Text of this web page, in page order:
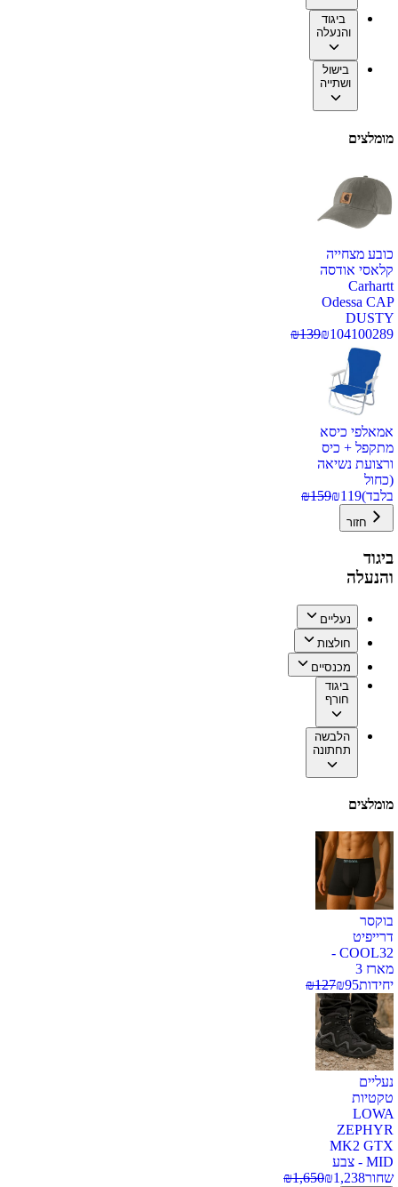
ביגוד
והנעלה
בישול
ושתייה
מומלצים
כובע מצחייה
קלאסי אודסה
Carhartt
Odessa CAP
DUSTY
100289
₪104
₪139
אמאלפי כיסא
מתקפל + כיס
ורצועת נשיאה
(כחול
בלבד)
₪119
₪159
חזור
ביגוד
והנעלה
נעליים
חולצות
מכנסיים
ביגוד
חורף
הלבשה
תחתונה
מומלצים
בוקסר
דרייפיט
COOL32 -
מארז 3
יחידות
₪95
₪127
נעליים
טקטיות
LOWA
ZEPHYR
MK2 GTX
MID - צבע
שחור
₪1,238
₪1,650